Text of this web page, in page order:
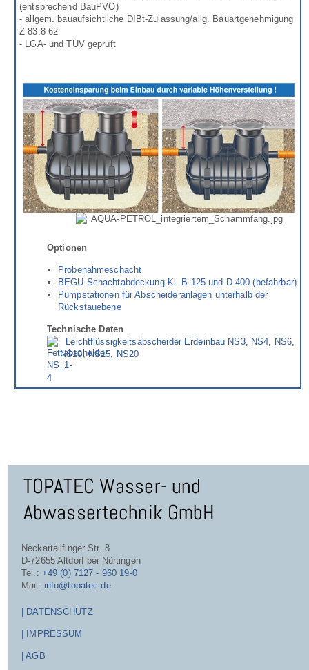
(entsprechend BauPVO)
- allgem. bauaufsichtliche DIBt-Zulassung/allg. Bauartgenehmigung
Z-83.8-62
- LGA- und TÜV geprüft
Optionen
Probenahmeschacht
BEGU-Schachtabdeckung Kl. B 125 und D 400 (befahrbar)
Pumpstationen für Abscheideranlagen unterhalb der
Rückstauebene
Technische Daten
Leichtflüssigkeitsabscheider Erdeinbau NS3, NS4, NS6,
NS10, NS15, NS20
TOPATEC Wasser- und
Abwassertechnik GmbH
Neckartailfinger Str. 8
D-72655 Altdorf bei Nürtingen
Tel.: +49 (0) 7127 - 960 19-0
Mail: info@topatec.de
| DATENSCHUTZ
| IMPRESSUM
| AGB